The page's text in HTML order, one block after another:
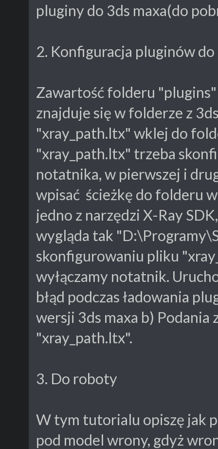
pluginy do 3ds maxa(do
2. Konfiguracja pluginów do
Zawartość folderu
znajduje się w folderze z
"xray_path.ltx" wklej do
"xray_path.ltx" trzeba
notatnika, w pierwszej i
wpisać ścieżkę do folderu
jedno z narzędzi X-Ray
wygląda tak
skonfigurowaniu pliku
wyłączamy notatnik.
błąd podczas ładowania
wersji 3ds maxa b) Podania
"xray_path.ltx".
3. Do roboty
W tym tutorialu opiszę jak
pod model wrony, gdyż